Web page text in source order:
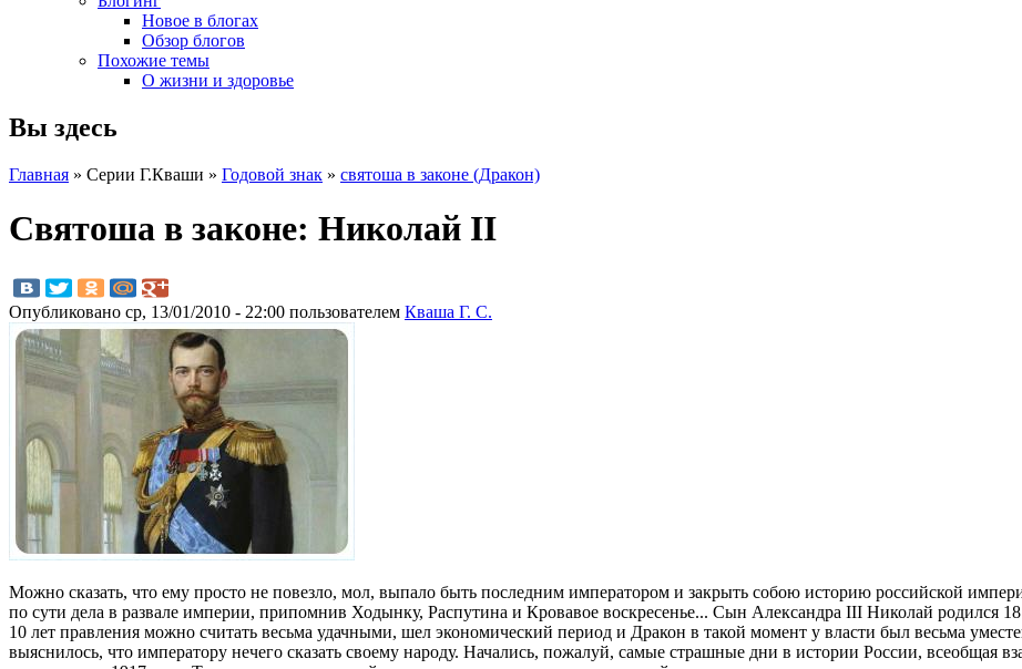
Новое в блогах
Обзор блогов
Похожие темы
О жизни и здоровье
Вы здесь
Главная » Серии Г.Кваши » Годовой знак » святоша в законе (Дракон)
Святоша в законе: Николай II
Опубликовано ср, 13/01/2010 - 22:00 пользователем Кваша Г. С.
Можно сказать, что ему просто не повезло, мол, выпало быть последним императором и закрыть собою историю российской
по сути дела в развале империи, припомнив Ходынку, Распутина и Кровавое воскресенье... Сын Александра III Николай родился
10 лет правления можно считать весьма удачными, шел экономический период и Дракон в такой момент у власти был весьма
выяснилось, что императору нечего сказать своему народу. Начались, пожалуй, самые страшные дни в истории России, всеобщая